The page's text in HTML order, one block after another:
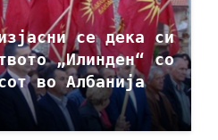
се дека си
„Илинден“ со
во Албанија